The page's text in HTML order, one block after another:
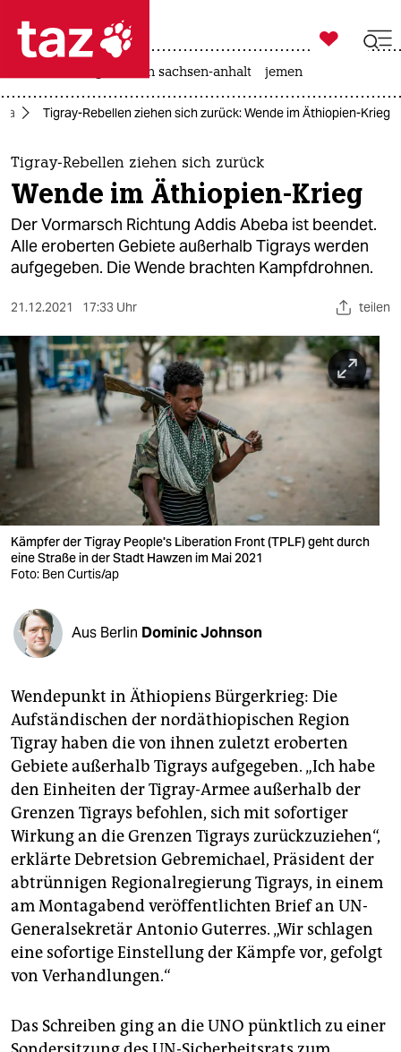
 taz zahl ich
taz zahl ich
themen
politik
öko
gesellschaft
sport
berlin
nord
wahrheit
verlag
verlag
shop
fragen & hilfe
unterstützen
abo
genossenschaft
epaper login

taz zahl ich
landtagswahl in sachsen-anhalt jemen
Tigray-Rebellen ziehen sich zurück: Wende im Äthiopien-Krieg
Tigray-Rebellen ziehen sich zurück
Wende im Äthiopien-Krieg
Der Vormarsch Richtung Addis Abeba ist beendet.
Alle eroberten Gebiete außerhalb Tigrays werden
aufgegeben. Die Wende brachten Kampfdrohnen.
21.12.2021 17:33 Uhr teilen
Kämpfer der Tigray People's Liberation Front (TPLF) geht durch
eine Straße in der Stadt Hawzen im Mai 2021
Foto: Ben Curtis/ap
Aus Berlin Dominic Johnson
Wendepunkt in Äthiopiens Bürgerkrieg: Die
Aufständischen der nordäthiopischen Region
Tigray haben die von ihnen zuletzt eroberten
Gebiete außerhalb Tigrays aufgegeben. „Ich habe
den Einheiten der Tigray-Armee außerhalb der
Grenzen Tigrays befohlen, sich mit sofortiger
Wirkung an die Grenzen Tigrays zurückzuziehen“,
erklärte Debretsion Gebremichael, Präsident der
abtrünnigen Regionalregierung Tigrays, in einem
am Montagabend veröffentlichten Brief an UN-
Generalsekretär Antonio Guterres. „Wir schlagen
eine sofortige Einstellung der Kämpfe vor, gefolgt
von Verhandlungen.“
Das Schreiben ging an die UNO pünktlich zu einer